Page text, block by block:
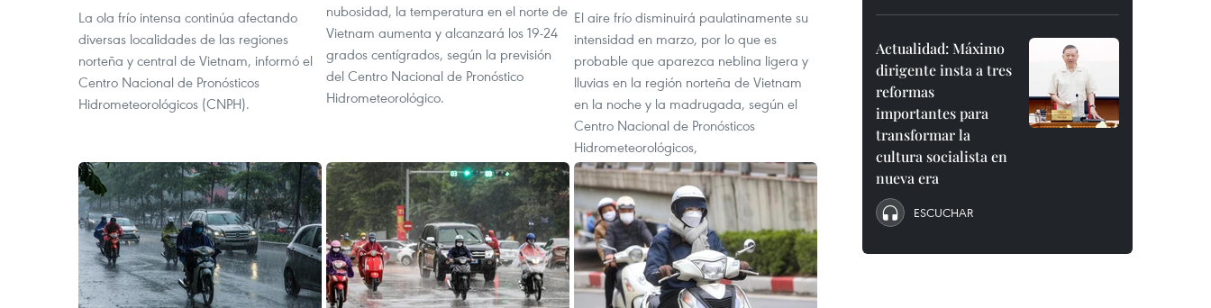
La ola frío intensa continúa afectando
diversas localidades de las regiones
norteña y central de Vietnam, informó el
Centro Nacional de Pronósticos
Hidrometeorológicos (CNPH).
nubosidad, la temperatura en el norte de
Vietnam aumenta y alcanzará los 19-24
grados centígrados, según la previsión
del Centro Nacional de Pronóstico
Hidrometeorológico.
El aire frío disminuirá paulatinamente su
intensidad en marzo, por lo que es
probable que aparezca neblina ligera y
lluvias en la región norteña de Vietnam
en la noche y la madrugada, según el
Centro Nacional de Pronósticos
Hidrometeorológicos,
Actualidad: Máximo
dirigente insta a tres
reformas
importantes para
transformar la
cultura socialista en
nueva era
ESCUCHAR